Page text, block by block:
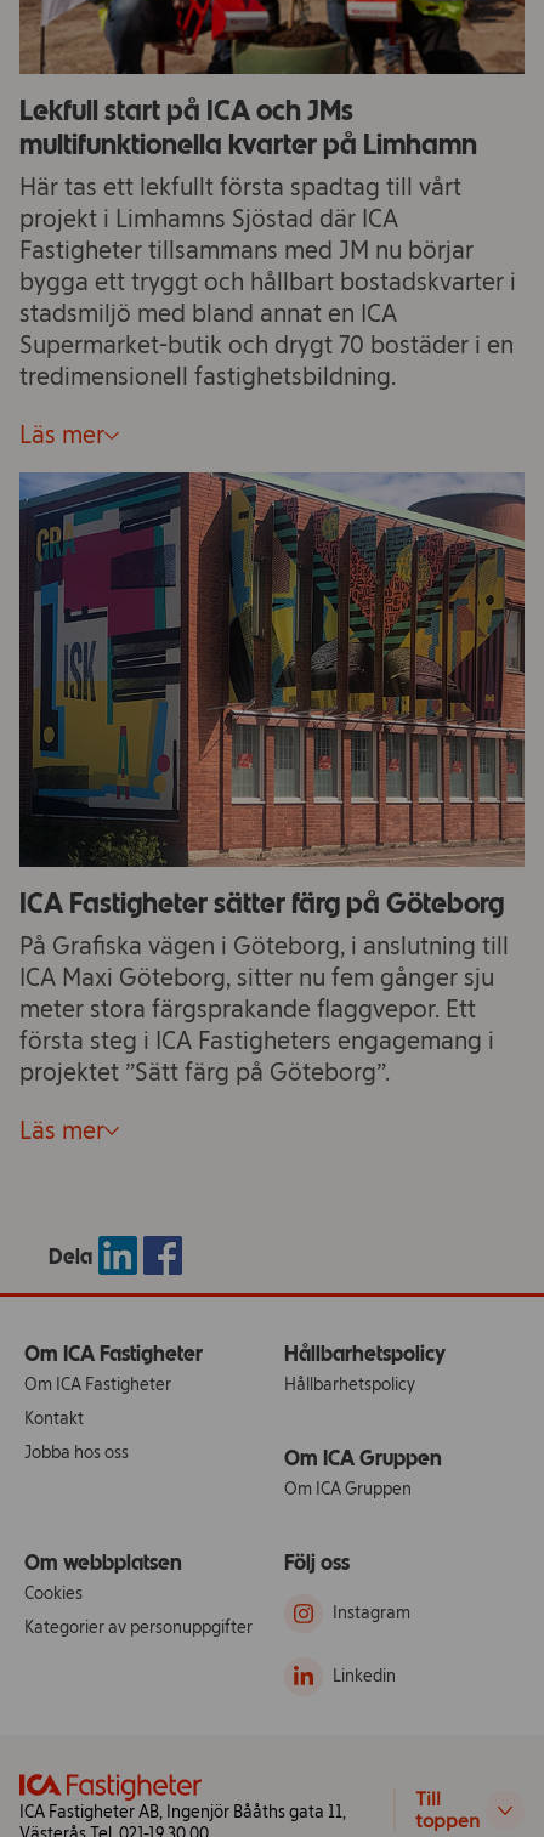
Lekfull start på ICA och JMs
multifunktionella kvarter på Limhamn
Här tas ett lekfullt första spadtag till vårt
projekt i Limhamns Sjöstad där ICA
Fastigheter tillsammans med JM nu börjar
bygga ett tryggt och hållbart bostadskvarter i
stadsmiljö med bland annat en ICA
Supermarket-butik och drygt 70 bostäder i en
tredimensionell fastighetsbildning.
Läs mer
ICA Fastigheter sätter färg på Göteborg
På Grafiska vägen i Göteborg, i anslutning till
ICA Maxi Göteborg, sitter nu fem gånger sju
meter stora färgsprakande flaggvepor. Ett
första steg i ICA Fastigheters engagemang i
projektet ”Sätt färg på Göteborg”.
Läs mer
Dela
Om ICA Fastigheter
Om ICA Fastigheter
Kontakt
Jobba hos oss
Hållbarhetspolicy
Hållbarhetspolicy
Om ICA Gruppen
Om ICA Gruppen
Om webbplatsen
Cookies
Kategorier av personuppgifter
Följ oss
Instagram
Linkedin
ICA Fastigheter AB, Ingenjör Bååths gata 11,
Till
toppen